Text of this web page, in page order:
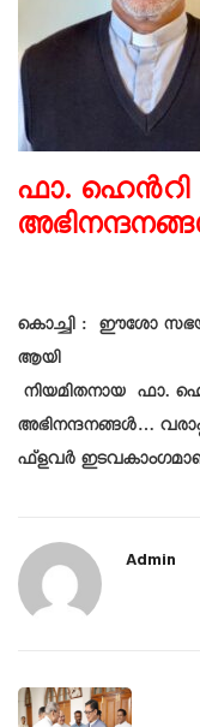
ഫാ. ഹെൻറി
കൊച്ചി : ഈശോ
ആയി
നിയമിതനായ ഫാ.
അഭിനന്ദനങ്ങൾ…
ഫ്‌ളവര്‍
Admin